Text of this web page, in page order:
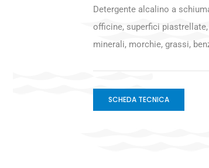
Detergente alcalino a
officine, superfici
minerali, morchie, grassi,
SCHEDA TECNICA